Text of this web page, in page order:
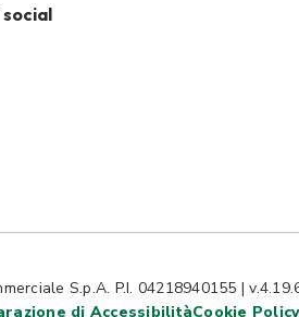
social
S.p.A. P.I. 04218940155 |
di AccessibilitàCookie Policy